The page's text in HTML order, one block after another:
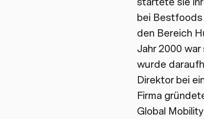
bei Bestfoods
den Bereich
Jahr 2000
wurde
Direktor bei
Firma
Global